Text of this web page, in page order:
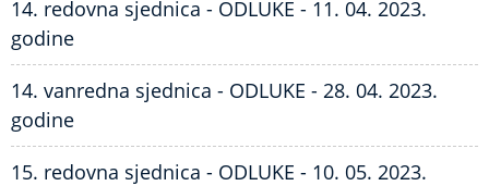
14. redovna sjednica - ODLUKE - 11. 04. 2023.
godine
14. vanredna sjednica - ODLUKE - 28. 04. 2023.
godine
15. redovna sjednica - ODLUKE - 10. 05. 2023.